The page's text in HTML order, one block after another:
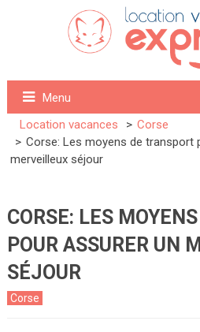
Menu
Location vacances
Corse
Corse: Les moyens de transport
merveilleux séjour
CORSE: LES
POUR ASSURER UN
SÉJOUR
Corse